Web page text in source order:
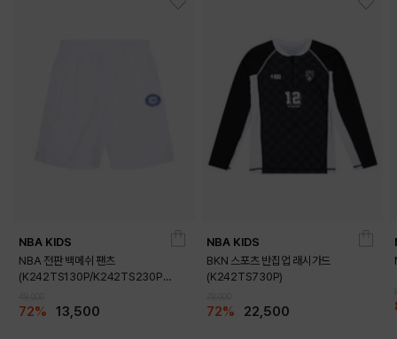
NBA KIDS
NBA 전판 백메쉬 팬츠
(K242TS130P/K242TS230P
72% 13,500
NBA KIDS
BKN 스포츠 반집업 래시가드
(K242TS730P)
72% 22,500